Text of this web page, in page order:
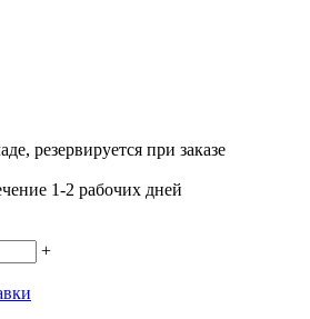
резервируется при заказе
1-2 рабочих дней
+